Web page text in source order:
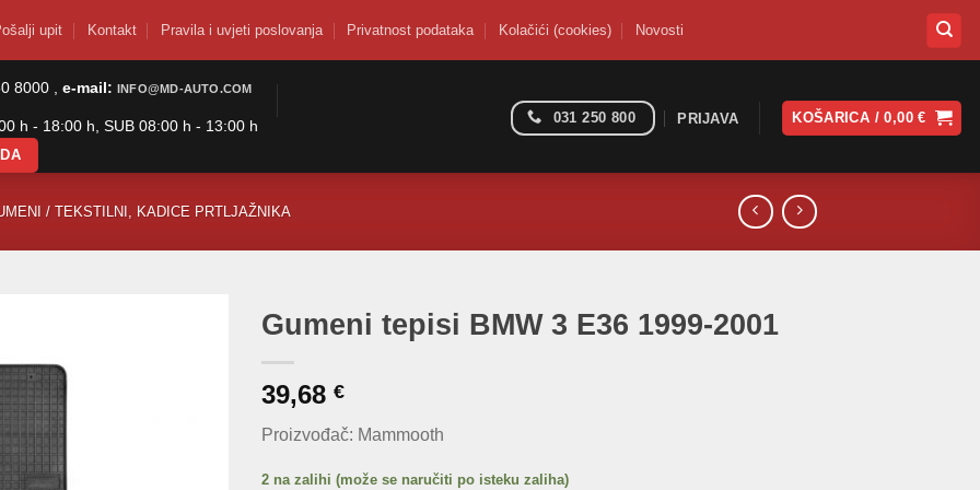
upit Kontakt Pravila i uvjeti poslovanja Privatnost podataka Kolačići (cookies) Novosti
8000 , e-mail: INFO@MD-AUTO.COM
h - 18:00 h, SUB 08:00 h - 13:00 h
031 250 800 PRIJAVA KOŠARICA /0,00€
/ TEKSTILNI, KADICE PRTLJAŽNIKA
Gumeni tepisi BMW 3 E36 1999-2001
39,68 €
Proizvođač: Mammooth
2 na zalihi (može se naručiti po isteku zaliha)